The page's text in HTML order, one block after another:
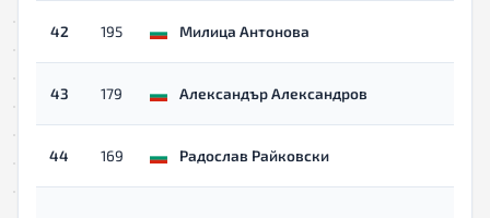
42 195 Милица Антонова
43 179 Александър Александров
44 169 Радослав Райковски